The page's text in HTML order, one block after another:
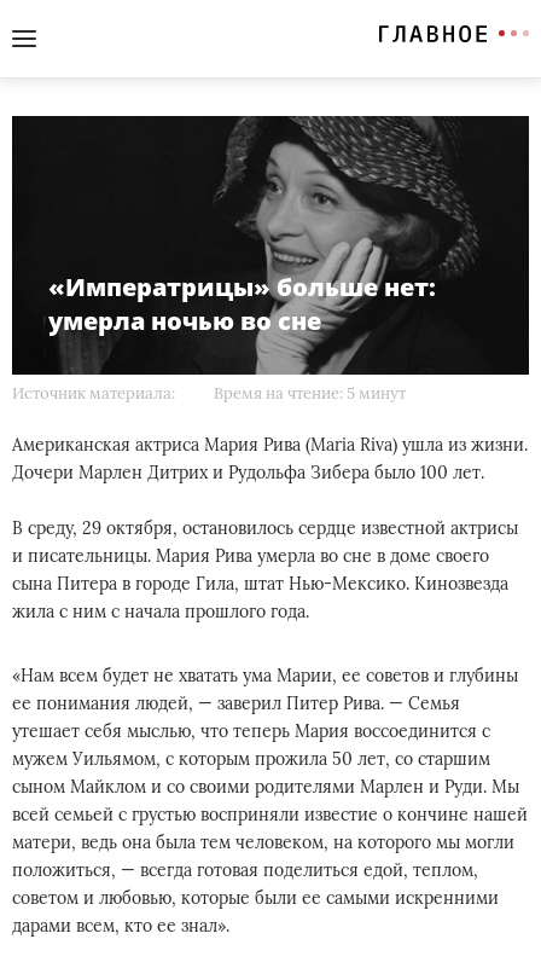
«Императрицы» больше нет:
умерла ночью во сне
Источник материала: Время на чтение: 5 минут
Американская актриса Мария Рива (Maria Riva) ушла из жизни.
Дочери Марлен Дитрих и Рудольфа Зибера было 100 лет.
В среду, 29 октября, остановилось сердце известной актрисы
и писательницы. Мария Рива умерла во сне в доме своего
сына Питера в городе Гила, штат Нью-Мексико. Кинозвезда
жила с ним с начала прошлого года.
«Нам всем будет не хватать ума Марии, ее советов и глубины
ее понимания людей, — заверил Питер Рива. — Семья
утешает себя мыслью, что теперь Мария воссоединится с
мужем Уильямом, с которым прожила 50 лет, со старшим
сыном Майклом и со своими родителями Марлен и Руди. Мы
всей семьей с грустью восприняли известие о кончине нашей
матери, ведь она была тем человеком, на которого мы могли
положиться, — всегда готовая поделиться едой, теплом,
советом и любовью, которые были ее самыми искренними
дарами всем, кто ее знал».